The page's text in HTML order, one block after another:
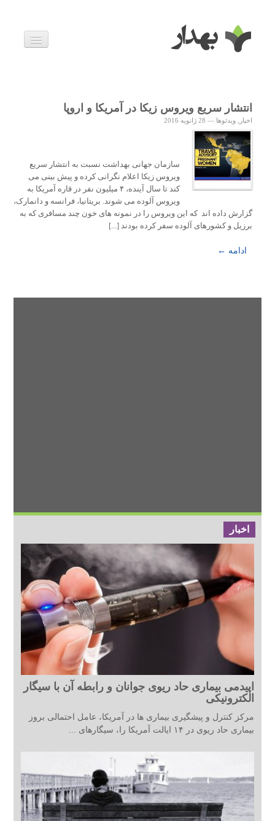
زندگی سالم
خانواده و بارداری
انتشار سریع ویروس زیکا در آمریکا و اروپا
اخبار ویدئوها — 28 ژانویه 2016
سازمان جهانی بهداشت نسبت به انتشار سریع
ویروس زیکا اعلام نگرانی کرده و پیش بینی می
کند تا سال آینده، ۴ میلیون نفر در قاره آمریکا به
ویروس آلوده می شوند. بریتانیا، فرانسه و دانمارک،
گزارش داده اند که این ویروس را در نمونه های خون چند مسافری که به
برزیل و کشورهای آلوده سفر کرده بودند [...]
ادامه ←
اخبار
اپیدمی بیماری حاد ریوی جوانان و رابطه آن با سیگار
الکترونیکی
مرکز کنترل و پیشگیری بیماری ها در آمریکا، عامل احتمالی بروز
بیماری حاد ریوی در ۱۴ ایالت آمریکا را، سیگارهای ...